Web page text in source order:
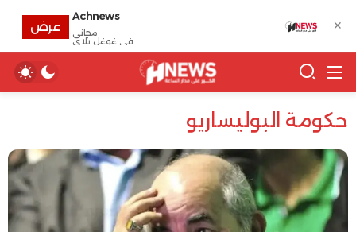
حكومة البوليساريو
✕
Achnews
مجانى
في غوغل بلاي
عرض